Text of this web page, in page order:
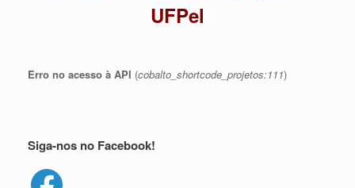
UFPel
Erro no acesso à API (cobalto_shortcode_projetos:111)
Siga-nos no Facebook!
Facebook